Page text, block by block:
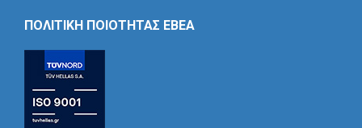
ΠΟΛΙΤΙΚΗ ΠΟΙΟΤΗΤΑΣ ΕΒΕΑ